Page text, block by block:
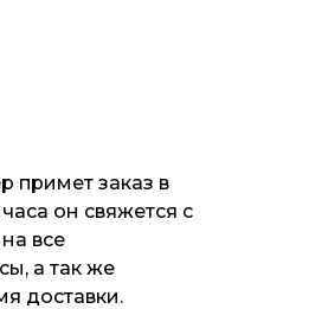
примет заказ в
он свяжется с
все
а так же
доставки.